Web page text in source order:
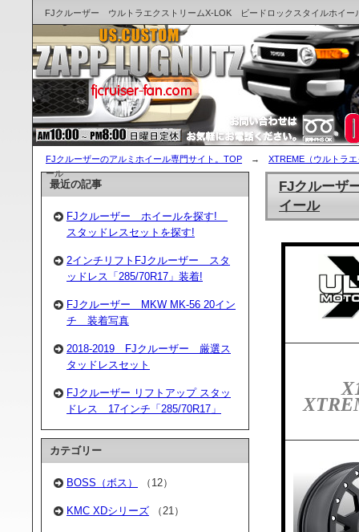
FJクルーザー ウルトラエクストリームX-LOK ビードロックスタイルホイー
FJクルーザ
イール
最近の記事
FJクルーザー ホイールを探す!
スタッドレスセットを探す!
2インチリフトFJクルーザー スタ
ッドレス「285/70R17」装着!
FJクルーザー MKW MK-56 20イン
チ 装着写真
2018-2019 FJクルーザー 厳選ス
タッドレスセット
FJクルーザー リフトアップ スタッ
ドレス 17インチ「285/70R17」
カテゴリー
BOSS（ボス） （12）
KMC XDシリーズ （21）
FJクルーザーのアルミホイール専門サイト。TOP → XTREME（ウルトラ
ール